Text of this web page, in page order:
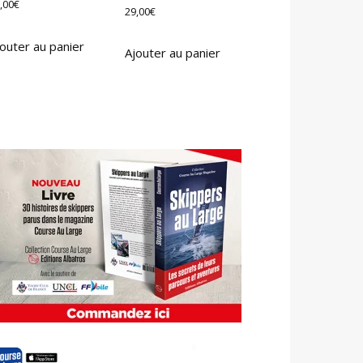
€
au panier
29,00€
Ajouter au panier